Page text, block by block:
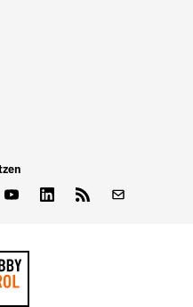
YoutubeLinkedInFeed